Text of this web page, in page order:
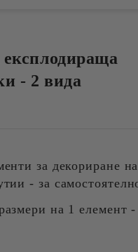
- 2 вида
за декориране
- за
на 1 елемент